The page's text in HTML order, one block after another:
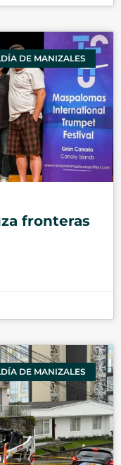
DE MANIZALES
fronteras
DE MANIZALES